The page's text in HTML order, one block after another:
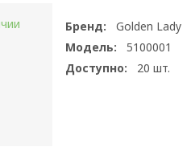
Бренд:
Golden Lady
Модель:
5100001
Доступно:
20 шт.